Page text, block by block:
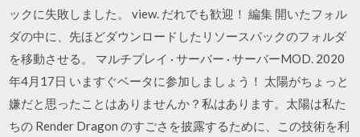
ックに失敗しました。 view. だれでも歓迎！ 編集 開いたフォル
ダの中に、先ほどダウンロードしたリソースパックのフォルダ
を移動させる。 マルチプレイ · サーバー · サーバーMOD. 2020
年4月17日 いますぐベータに参加しましょう！ 太陽がちょっと
嫌だと思ったことはありませんか？私はあります。太陽は私た
ちの Render Dragon のすごさを披露するために、この技術を利